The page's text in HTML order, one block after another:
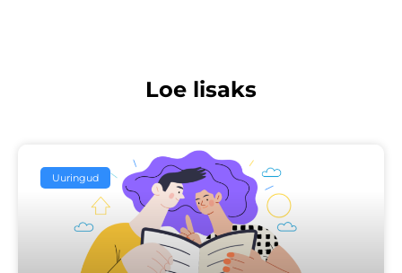
Loe lisaks
Uuringud